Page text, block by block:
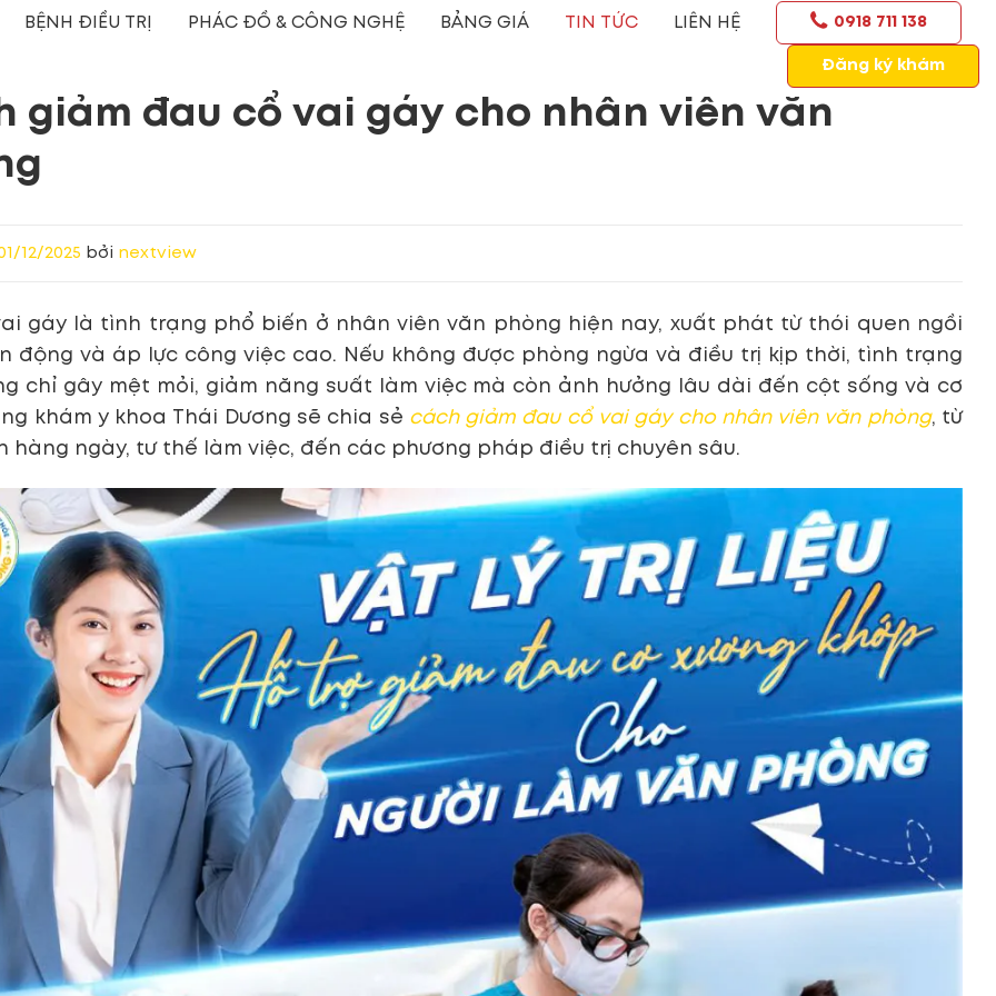
BỆNH ĐIỀU TRỊ PHÁC ĐỒ & CÔNG NGHỆ BẢNG GIÁ TIN TỨC LIÊN HỆ 0918 711 138
Đăng ký khám
giảm đau cổ vai gáy cho nhân viên văn
12/2025 bởi nextview
gáy là tình trạng phổ biến ở nhân viên văn phòng hiện nay, xuất phát từ thói quen ngồi
động và áp lực công việc cao. Nếu không được phòng ngừa và điều trị kịp thời, tình trạng
chỉ gây mệt mỏi, giảm năng suất làm việc mà còn ảnh hưởng lâu dài đến cột sống và cơ
khám y khoa Thái Dương sẽ chia sẻ cách giảm đau cổ vai gáy cho nhân viên văn phòng, từ
hàng ngày, tư thế làm việc, đến các phương pháp điều trị chuyên sâu.